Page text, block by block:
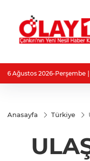
6 Ağustos 2026-Perşembe
Anasayfa Türkiye